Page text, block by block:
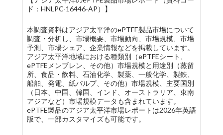
ド：HNLPC-16446-AP）】
本調査資料はアジア太平洋のePTFE製品市場について
調査・分析し、市場概要、市場動向、市場規模、市場
予測、市場シェア、企業情報などを掲載しています。
アジア太平洋地域における種類別（ePTFEシート、
ePTFEメンブレン、その他）市場規模と用途別（蒸留
所、食品・飲料、石油化学、製薬、一般化学、製鉄、
船舶、発電、紙パルプ、その他）市場規模、主要国別
（日本、中国、韓国、インド、オーストラリア、東南
アジアなど）市場規模データも含まれています。
ePTFE製品のアジア太平洋市場レポートは2026年英語
版で、一部カスタマイズも可能です。